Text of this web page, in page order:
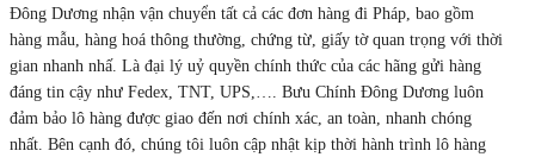
Đông Dương nhận vận chuyển tất cả các đơn hàng đi Pháp, bao gồm
hàng mẫu, hàng hoá thông thường, chứng từ, giấy tờ quan trọng với thời
gian nhanh nhấ. Là đại lý uỷ quyền chính thức của các hãng gửi hàng
đáng tin cậy như Fedex, TNT, UPS,…. Bưu Chính Đông Dương luôn
đảm bảo lô hàng được giao đến nơi chính xác, an toàn, nhanh chóng
nhất. Bên cạnh đó, chúng tôi luôn cập nhật kịp thời hành trình lô hàng